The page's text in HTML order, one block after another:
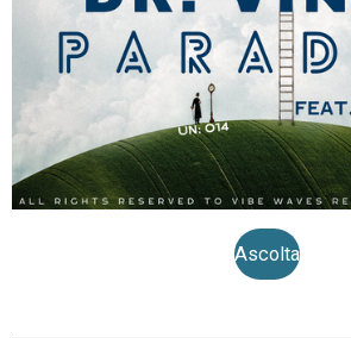
Ascolta